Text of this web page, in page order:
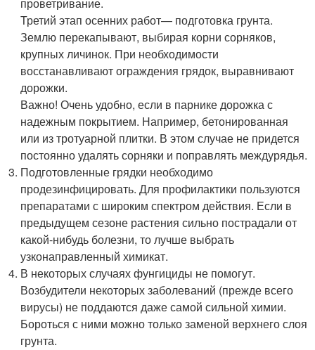
Третий этап осенних работ— подготовка грунта.
Землю перекапывают, выбирая корни сорняков,
крупных личинок. При необходимости
восстанавливают ограждения грядок, выравнивают
дорожки.
Важно! Очень удобно, если в парнике дорожка с
надежным покрытием. Например, бетонированная
или из тротуарной плитки. В этом случае не придется
постоянно удалять сорняки и поправлять междурядья.
Подготовленные грядки необходимо
продезинфицировать. Для профилактики пользуются
препаратами с широким спектром действия. Если в
предыдущем сезоне растения сильно пострадали от
какой-нибудь болезни, то лучше выбрать
узконаправленный химикат.
В некоторых случаях фунгициды не помогут.
Возбудители некоторых заболеваний (прежде всего
вирусы) не поддаются даже самой сильной химии.
Бороться с ними можно только заменой верхнего слоя
грунта.